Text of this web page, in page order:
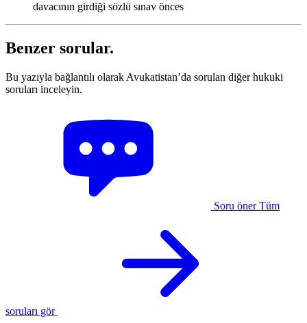
davacının girdiği sözlü sınav önces
Benzer sorular.
Bu yazıyla bağlantılı olarak Avukatistan’da sorulan diğer hukuki
soruları inceleyin.
Soru öner Tüm
soruları gör